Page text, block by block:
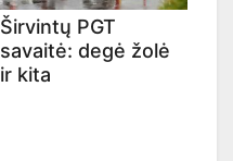
Širvintų PGT
savaitė: degė žolė
ir kita